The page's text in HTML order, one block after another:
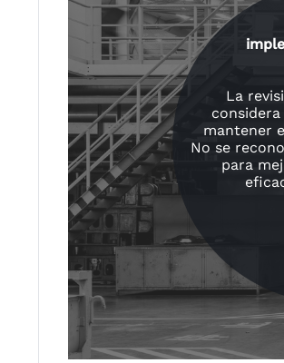
La
mantener
No se
para